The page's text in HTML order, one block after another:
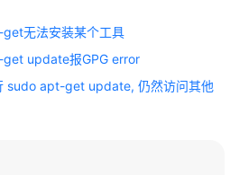
无法安装某个工具
update报GPG error
sudo apt-get update, 仍然访问其他